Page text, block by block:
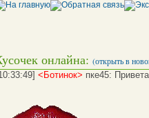
онлайна: (открыть в
<Ботинок> пке45: